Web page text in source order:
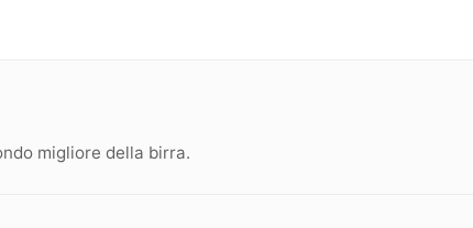
migliore della birra.